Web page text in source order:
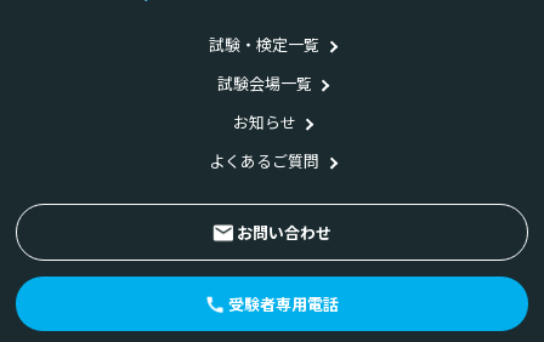
試験・検定一覧
試験会場一覧
お知らせ
よくあるご質問
お問い合わせ
受験者専用電話